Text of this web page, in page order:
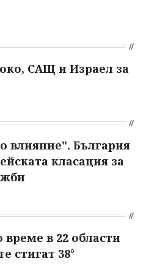
САЩ и Израел за
влияние". България
класация за
в 22 области
стигат 38°